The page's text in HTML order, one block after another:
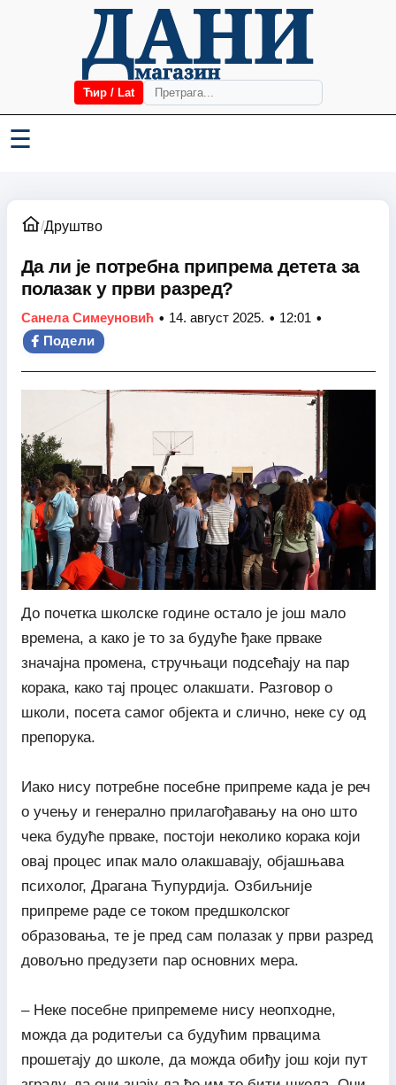
Ћир / Lat
☰
/Друштво
Да ли је потребна припрема детета за
полазак у први разред?
Санела Симеуновић • 14. август 2025. • 12:01 •
Подели
До почетка школске године остало је још мало
времена, а како је то за будуће ђаке прваке
значајна промена, стручњаци подсећају на пар
корака, како тај процес олакшати. Разговор о
школи, посета самог објекта и слично, неке су од
препорука.
Иако нису потребне посебне припреме када је реч
о учењу и генерално прилагођавању на оно што
чека будуће прваке, постоји неколико корака који
овај процес ипак мало олакшавају, објашњава
психолог, Драгана Ћупурдија. Озбиљније
припреме раде се током предшколског
образовања, те је пред сам полазак у први разред
довољно предузети пар основних мера.
– Неке посебне припремеме нису неопходне,
можда да родитељи са будућим првацима
прошетају до школе, да можда обиђу још који пут